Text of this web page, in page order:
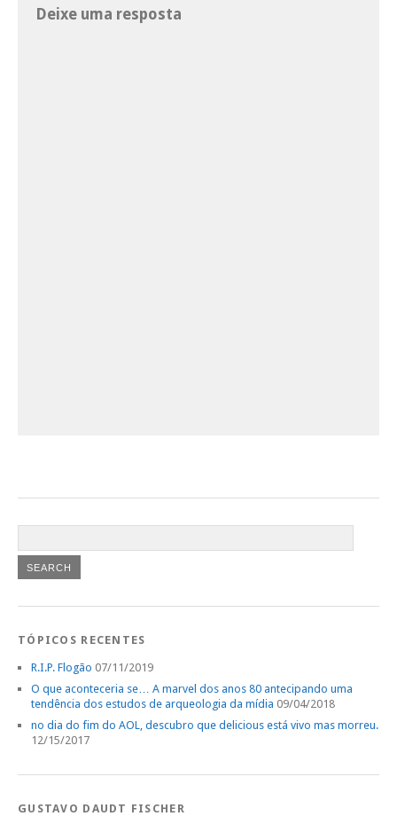
Deixe uma resposta
TÓPICOS RECENTES
R.I.P. Flogão 07/11/2019
O que aconteceria se… A marvel dos anos 80 antecipando uma
tendência dos estudos de arqueologia da mídia 09/04/2018
no dia do fim do AOL, descubro que delicious está vivo mas morreu.
12/15/2017
GUSTAVO DAUDT FISCHER